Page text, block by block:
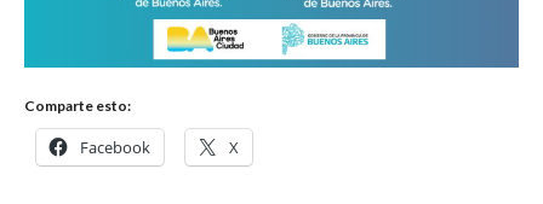
Comparte esto:
Facebook X